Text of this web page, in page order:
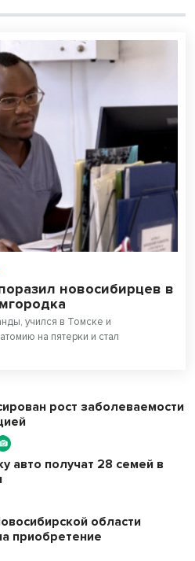
новосибирцев в
учился в Томске и
на пятерки и стал
рост заболеваемости
авто получат 28 семей в
области
приобретение